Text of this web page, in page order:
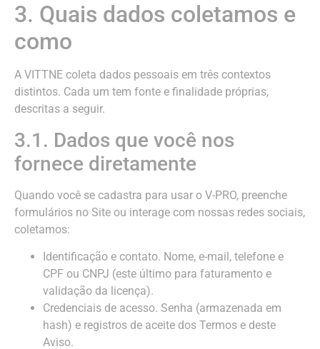
3. Quais dados coletamos e
como
A VITTNE coleta dados pessoais em três contextos
distintos. Cada um tem fonte e finalidade próprias,
descritas a seguir.
3.1. Dados que você nos
fornece diretamente
Quando você se cadastra para usar o V-PRO, preenche
formulários no Site ou interage com nossas redes sociais,
coletamos:
Identificação e contato. Nome, e-mail, telefone e
CPF ou CNPJ (este último para faturamento e
validação da licença).
Credenciais de acesso. Senha (armazenada em
hash) e registros de aceite dos Termos e deste
Aviso.